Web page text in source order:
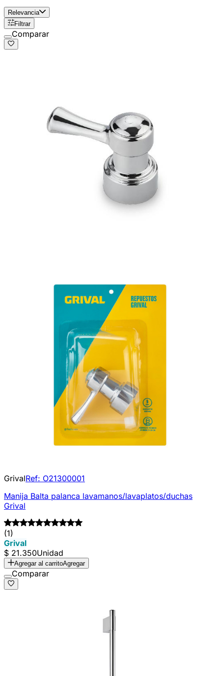
Relevancia
Filtrar
Comparar
GrivalRef: O21300001
Manija Balta palanca lavamanos/lavaplatos/duchas
Grival
(1)
Grival
$ 21.350Unidad
Agregar al carritoAgregar
Comparar